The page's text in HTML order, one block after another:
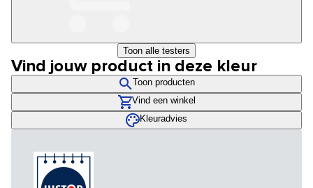
Toon alle testers
Vind jouw product in deze kleur
Toon producten
Vind een winkel
Kleuradvies